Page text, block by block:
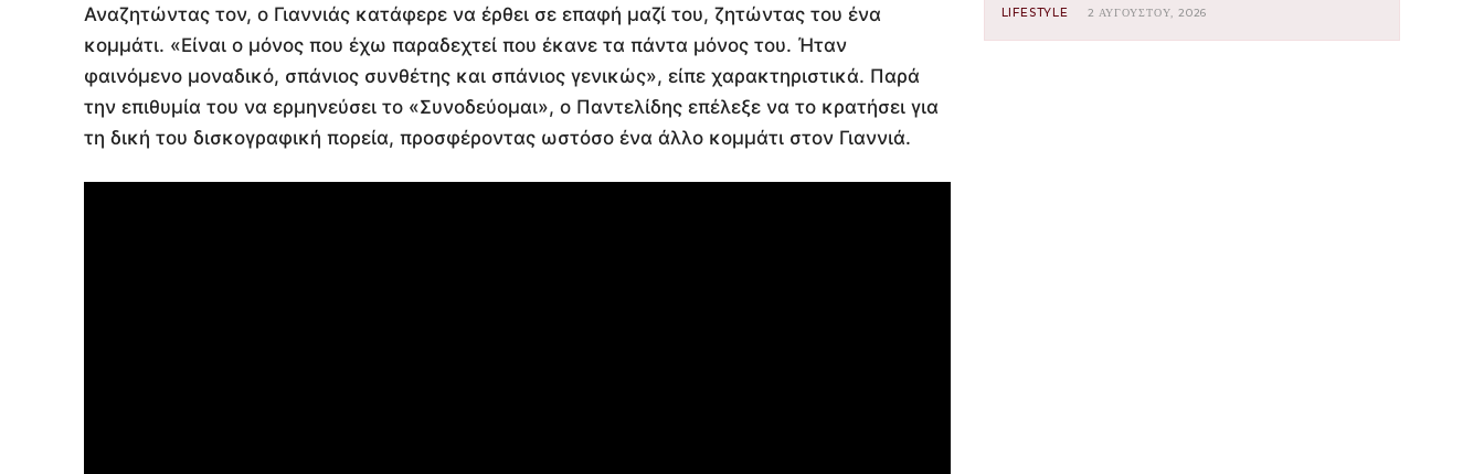
Αναζητώντας τον, ο Γιαννιάς κατάφερε να έρθει σε επαφή μαζί του, ζητώντας του ένα
κομμάτι. «Είναι ο μόνος που έχω παραδεχτεί που έκανε τα πάντα μόνος του. Ήταν
φαινόμενο μοναδικό, σπάνιος συνθέτης και σπάνιος γενικώς», είπε χαρακτηριστικά. Παρά
την επιθυμία του να ερμηνεύσει το «Συνοδεύομαι», ο Παντελίδης επέλεξε να το κρατήσει για
τη δική του δισκογραφική πορεία, προσφέροντας ωστόσο ένα άλλο κομμάτι στον Γιαννιά.
LIFESTYLE 2 ΑΥΓΟΎΣΤΟΥ, 2026